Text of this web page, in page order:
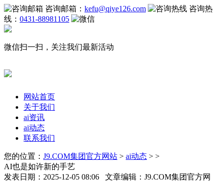
咨询邮箱： kefu@qiye126.com
咨询热
线： 0431-88981105
微信扫一扫，关注我们最新活动
网站首页
关于我们
ai资讯
ai动态
联系我们
您的位置： J9.COM集团官方网站 > ai动态 > >
AI也是如许新的手艺
发表日期：2025-12-05 08:06 文章编辑：J9.COM集团官方网